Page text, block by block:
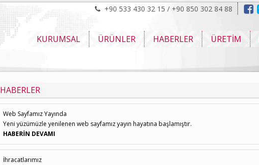
+90 533 430 32 15 / +90 850 302 84 88
KURUMSAL ÜRÜNLER HABERLER ÜRETİM
HABERLER
Web Sayfamız Yayında
Yeni yüzümüzle yenilenen web sayfamız yayın hayatına başlamıştır.
HABERİN DEVAMI
İhracatlarımız